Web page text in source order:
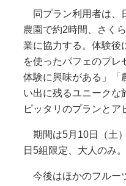
同プラン利用者は、
農園で約2時間、さく
業に協力する。体験後
を使ったパフェのプレ
体験に興味がある」「
い出に残るユニークな
ピッタリのプランとア
期間は5月10日（土
日5組限定、大人のみ。
今後はほかのフルー